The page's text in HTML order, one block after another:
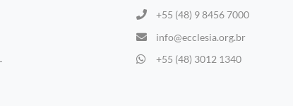
+55 (48) 9 8456 7000
info@ecclesia.org.br
+55 (48) 3012 1340